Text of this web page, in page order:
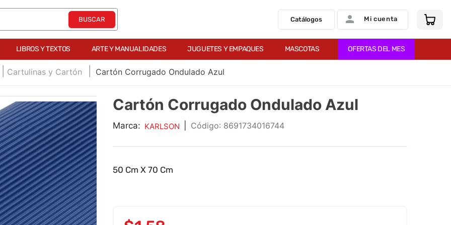
Catálogos Mi cuenta
LIBROS Y TEXTOS ARTE Y MANUALIDADES JUGUETES Y EMPAQUES MASCOTAS OFERTAS DEL MES
Cartulinas y Cartón Cartón Corrugado Ondulado Azul
Cartón Corrugado Ondulado Azul
Marca: KARLSON : 8691734016744
50 Cm X 70 Cm